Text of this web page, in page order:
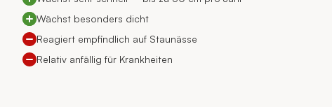
Wächst besonders dicht
Reagiert empfindlich auf Staunässe
Relativ anfällig für Krankheiten